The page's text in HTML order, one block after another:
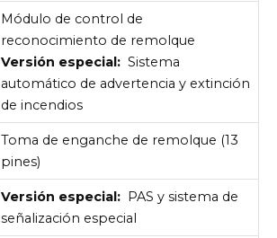
Módulo de control de
reconocimiento de remolque
Versión especial: Sistema
automático de advertencia y extinción
de incendios
Toma de enganche de remolque (13
pines)
Versión especial: PAS y sistema de
señalización especial